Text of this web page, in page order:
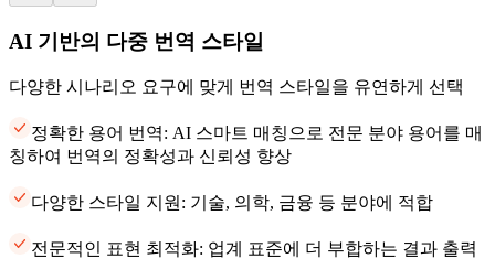
AI 기반의 다중 번역 스타일
다양한 시나리오 요구에 맞게 번역 스타일을 유연하게 선택
정확한 용어 번역: AI 스마트 매칭으로 전문 분야 용어를 매
칭하여 번역의 정확성과 신뢰성 향상
다양한 스타일 지원: 기술, 의학, 금융 등 분야에 적합
전문적인 표현 최적화: 업계 표준에 더 부합하는 결과 출력